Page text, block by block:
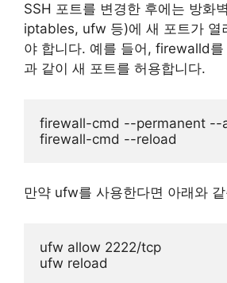
SSH 포트를 변경한 후에는 방화
iptables, ufw 등)에 새 포트가 열
야 합니다. 예를 들어, firewalld를
과 같이 새 포트를 허용합니다.
firewall-cmd --permanent --
만약 ufw를 사용한다면 아래와
ufw allow 2222/tcp